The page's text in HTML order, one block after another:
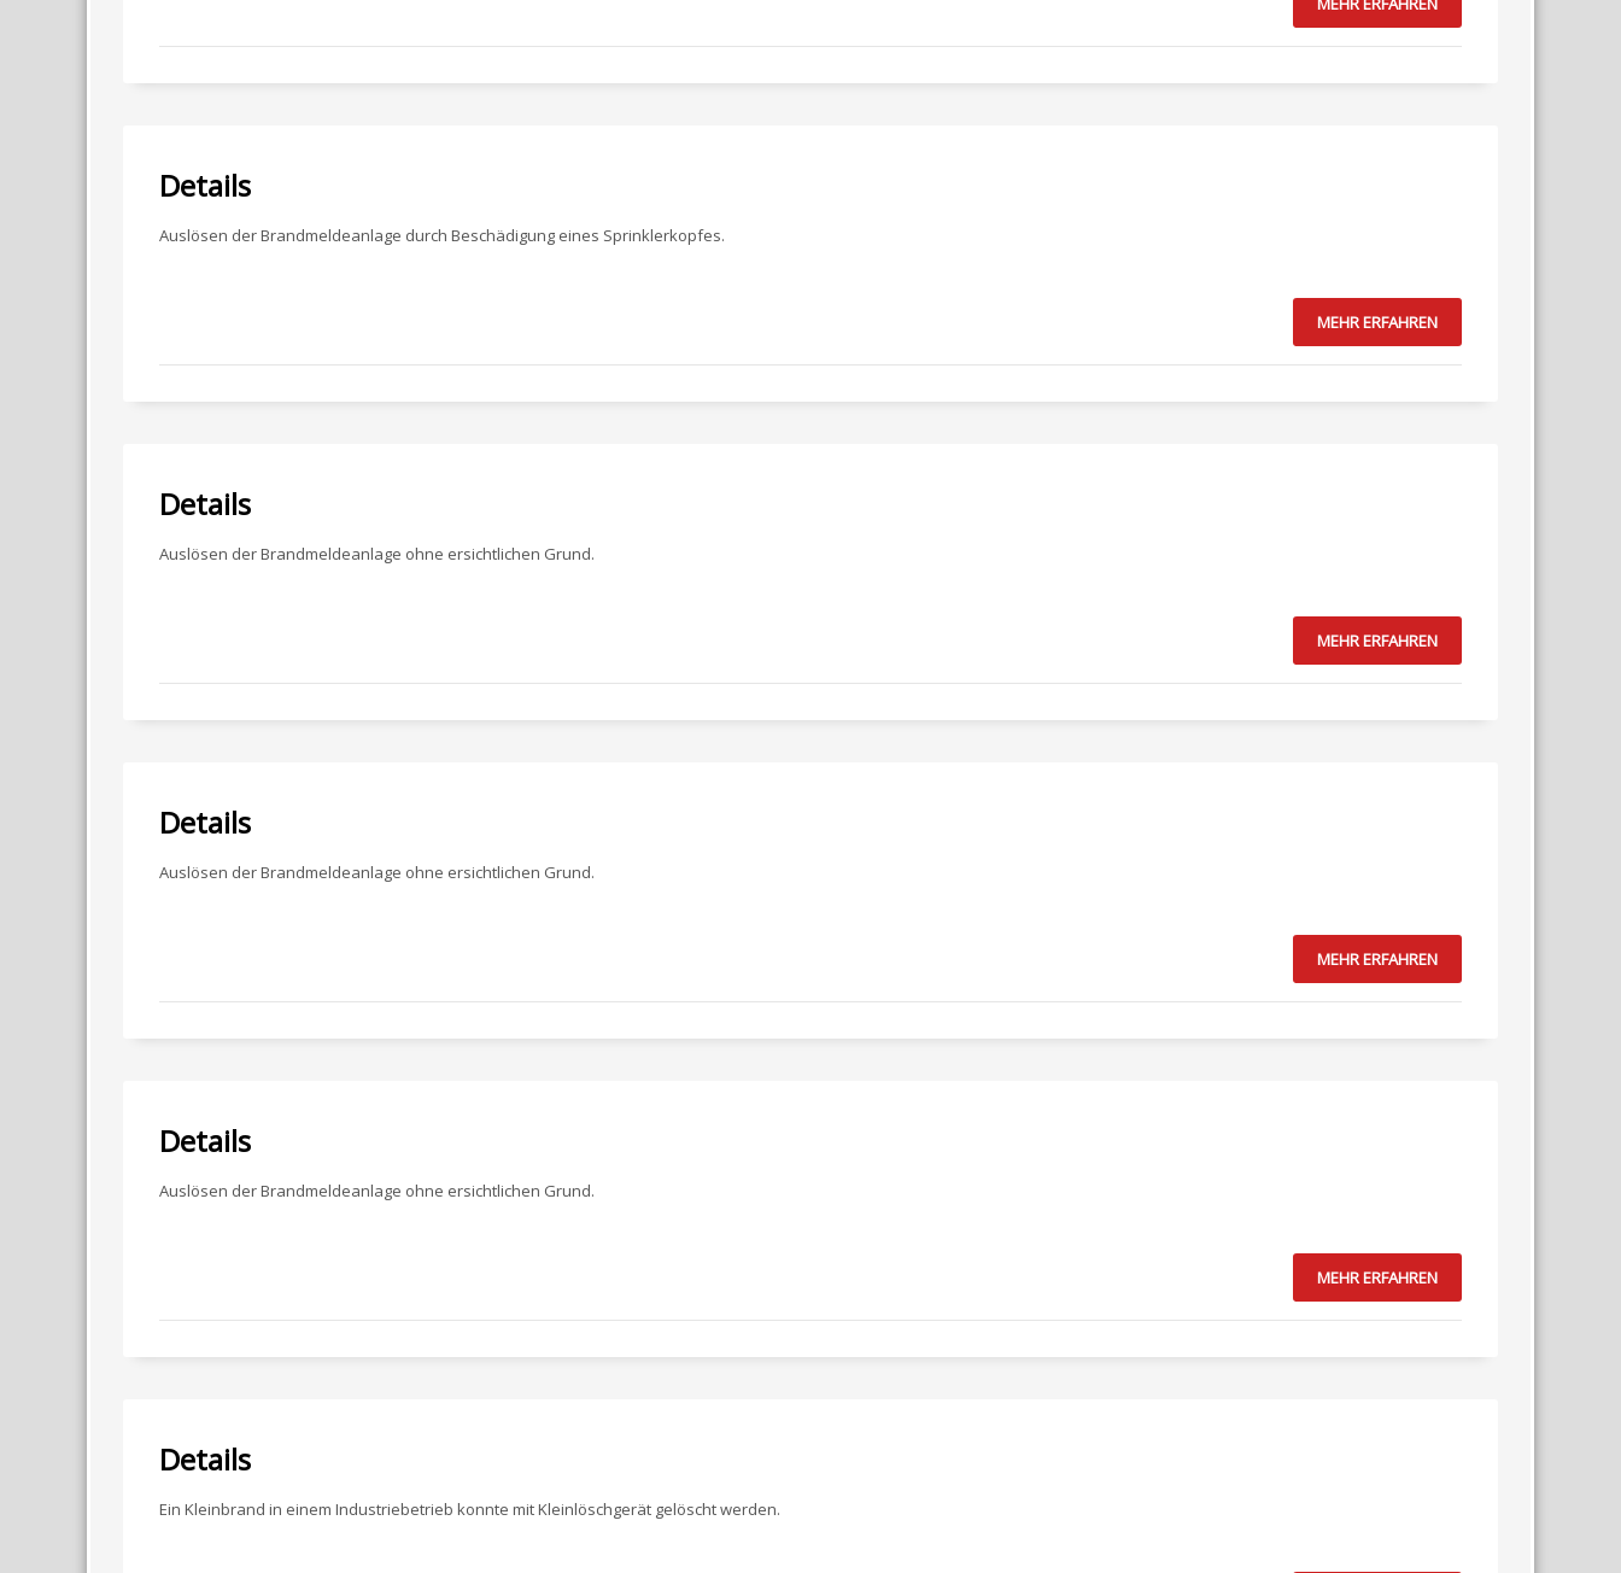
Details
Auslösen der Brandmeldeanlage durch Beschädigung eines Sprinklerkopfes.
MEHR ERFAHREN
Details
Auslösen der Brandmeldeanlage ohne ersichtlichen Grund.
MEHR ERFAHREN
Details
Auslösen der Brandmeldeanlage ohne ersichtlichen Grund.
MEHR ERFAHREN
Details
Auslösen der Brandmeldeanlage ohne ersichtlichen Grund.
MEHR ERFAHREN
Details
Ein Kleinbrand in einem Industriebetrieb konnte mit Kleinlöschgerät gelöscht werden.